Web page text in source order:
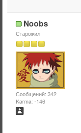
Noobs
Старожил
Сообщений: 342
Karma: -146